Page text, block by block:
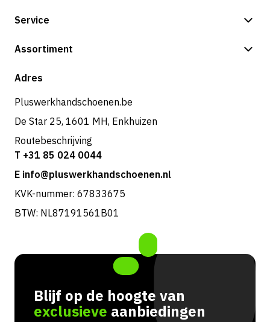
Service
Betalingsmogelijkheden
Retouren & service
Assortiment
Shop
Adres
Pluswerkhandschoenen.be
De Star 25, 1601 MH, Enkhuizen
Routebeschrijving
T +31 85 024 0044
E info@pluswerkhandschoenen.nl
KVK-nummer: 67833675
BTW: NL87191561B01
Blijf op de hoogte van
exclusieve aanbiedingen